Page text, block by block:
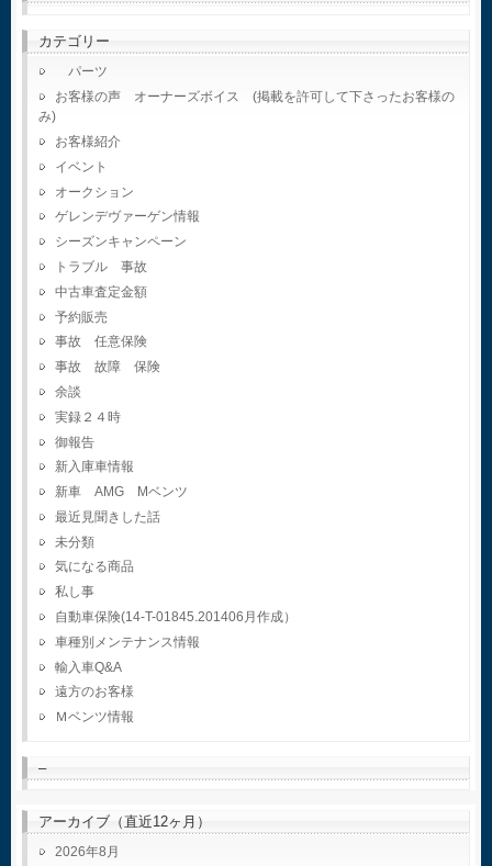
カテゴリー
パーツ
お客様の声 オーナーズボイス (掲載を許可して下さったお客様の
み)
お客様紹介
イベント
オークション
ゲレンデヴァーゲン情報
シーズンキャンペーン
トラブル 事故
中古車査定金額
予約販売
事故 任意保険
事故 故障 保険
余談
実録２４時
御報告
新入庫車情報
新車 AMG Mベンツ
最近見聞きした話
未分類
気になる商品
私し事
自動車保険(14-T-01845.201406月作成）
車種別メンテナンス情報
輸入車Q&A
遠方のお客様
Ｍベンツ情報
–
アーカイブ（直近12ヶ月）
2026年8月